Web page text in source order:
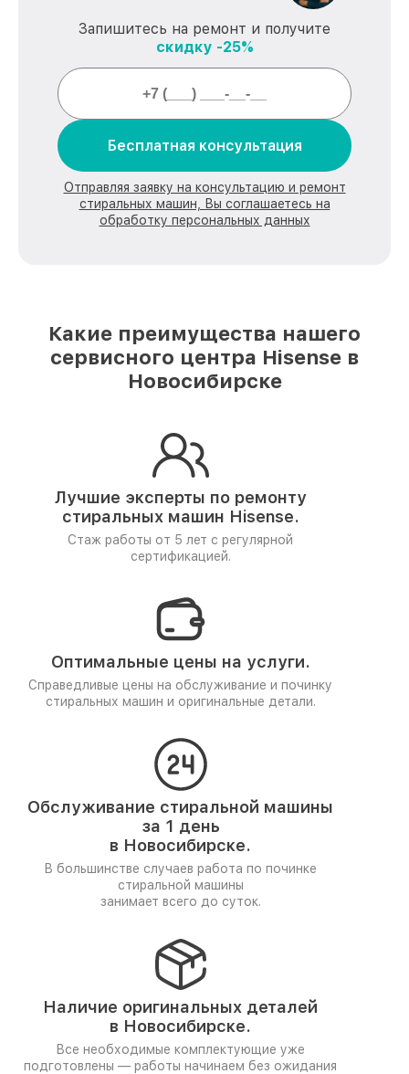
Запишитесь на ремонт и получите
скидку -25%
Бесплатная консультация
Отправляя заявку на консультацию и ремонт
стиральных машин, Вы соглашаетесь на
обработку персональных данных
Какие преимущества нашего
сервисного центра Hisense в
Новосибирске
Лучшие эксперты по ремонту
стиральных машин Hisense.
Стаж работы от 5 лет с регулярной
сертификацией.
Оптимальные цены на услуги.
Справедливые цены на обслуживание и починку
стиральных машин и оригинальные детали.
Обслуживание стиральной машины
за 1 день
в Новосибирске.
В большинстве случаев работа по починке
стиральной машины
занимает всего до суток.
Наличие оригинальных деталей
в Новосибирске.
Все необходимые комплектующие уже
подготовлены — работы начинаем без ожидания